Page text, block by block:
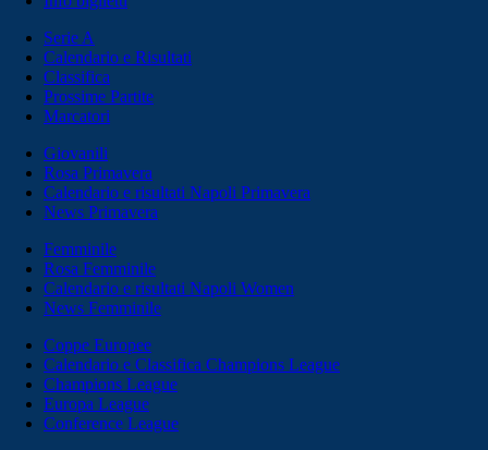
Serie A
Calendario e Risultati
Classifica
Prossime Partite
Marcatori
Giovanili
Rosa Primavera
Calendario e risultati Napoli Primavera
News Primavera
Femminile
Rosa Femminile
Calendario e risultati Napoli Women
News Femminile
Coppe Europee
Calendario e Classifica Champions League
Champions League
Europa League
Conference League